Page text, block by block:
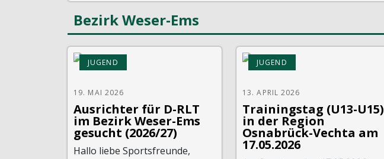
Bezirk Weser-Ems
JUGEND
19. MAI 2026
Ausrichter für D-RLT
im Bezirk Weser-Ems
gesucht (2026/27)
Hallo liebe Sportsfreunde,
JUGEND
13. APRIL 2026
Trainingstag (U13-U15)
in der Region
Osnabrück-Vechta am
17.05.2026